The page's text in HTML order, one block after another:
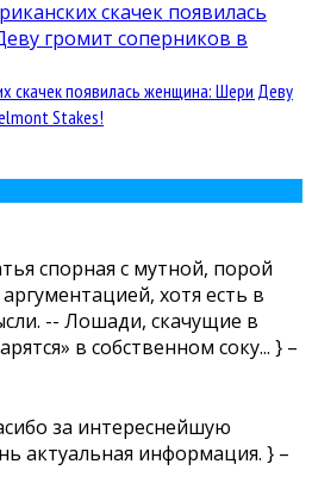
скачек появилась женщина: Шери Деву
Stakes!
спорная с мутной, порой
хотя есть в
-- Лошади, скачущие в
в собственном соку... } –
за интереснейшую
актуальная информация. } –